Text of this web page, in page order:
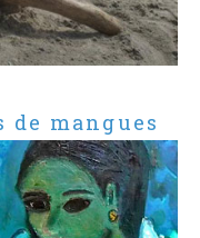
mangues